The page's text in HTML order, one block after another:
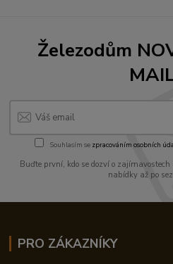
Železodům
Souhlasím se zpracováním osobních
Buďte první, kdo se dozví o
nabídky až po
PRO ZÁKAZNÍKY